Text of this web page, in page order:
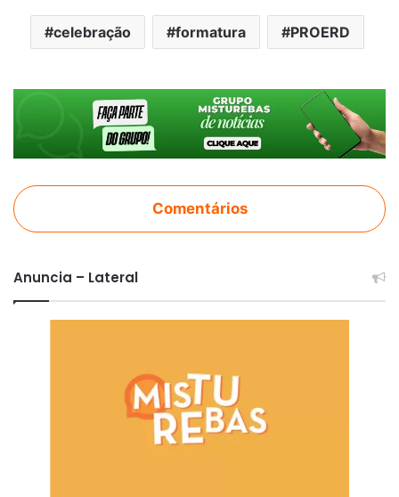
celebração formatura PROERD
Comentários
Anuncia – Lateral